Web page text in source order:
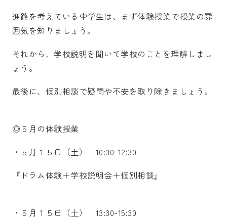
進路を考えている中学生は、まず体験授業で授業の雰
囲気を知りましょう。
それから、学校説明を聞いて学校のことを理解しまし
ょう。
最後に、個別相談で疑問や不安を取り除きましょう。
◎５月の体験授業
・５月１５日（土） 10:30-12:30
『ドラム体験＋学校説明会＋個別相談』
・５月１５日（土） 13:30-15:30